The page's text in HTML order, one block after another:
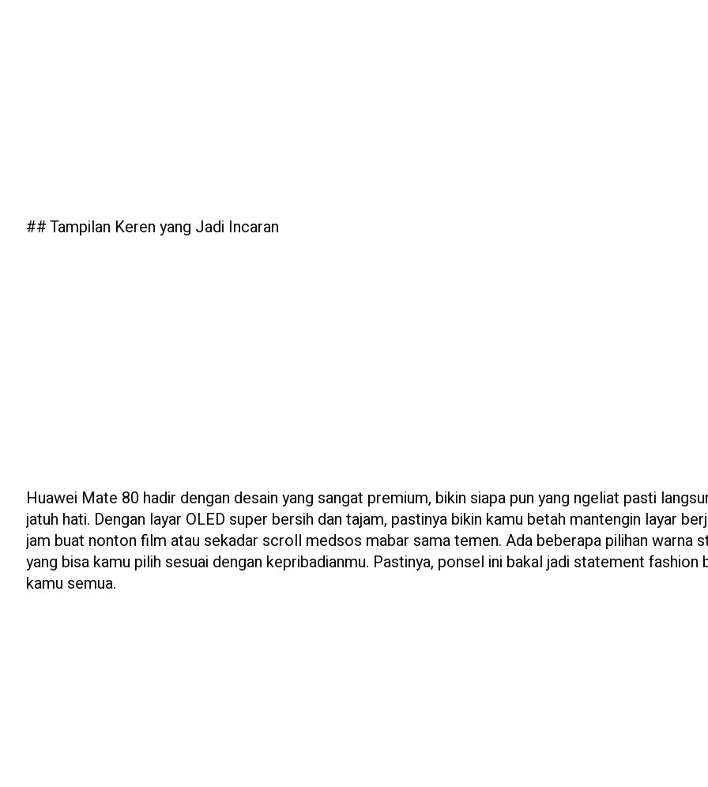
## Tampilan Keren yang Jadi Incaran
Huawei Mate 80 hadir dengan desain yang sangat premium, bikin siapa pun yang ngeliat pasti
jatuh hati. Dengan layar OLED super bersih dan tajam, pastinya bikin kamu betah mantengin layar
jam buat nonton film atau sekadar scroll medsos mabar sama temen. Ada beberapa pilihan warna
yang bisa kamu pilih sesuai dengan kepribadianmu. Pastinya, ponsel ini bakal jadi statement fashion
kamu semua.